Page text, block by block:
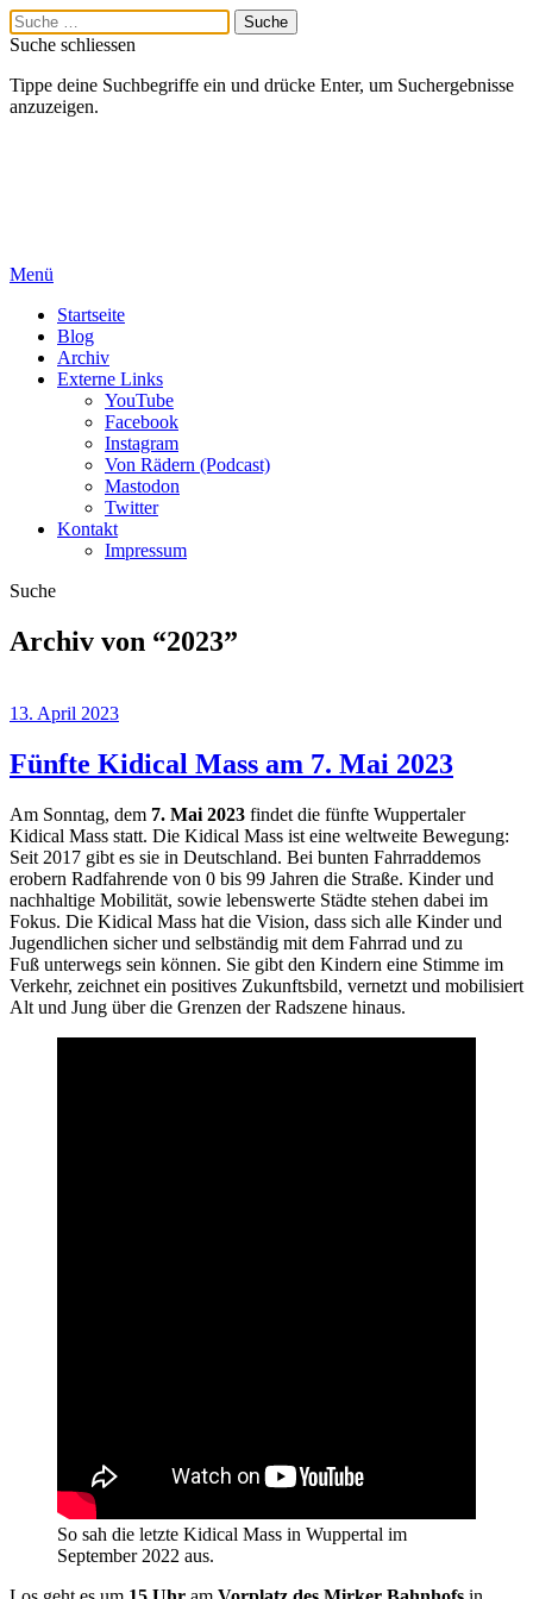
Suche schliessen
Tippe deine Suchbegriffe ein und drücke Enter, um Suchergebnisse
anzuzeigen.
Menü
Startseite
Blog
Archiv
Externe Links
YouTube
Facebook
Instagram
Von Rädern (Podcast)
Mastodon
Twitter
Kontakt
Impressum
Suche
Archiv von “2023”
13. April 2023
Fünfte Kidical Mass am 7. Mai 2023
Am Sonntag, dem 7. Mai 2023 findet die fünfte Wuppertaler
Kidical Mass statt. Die Kidical Mass ist eine weltweite Bewegung:
Seit 2017 gibt es sie in Deutschland. Bei bunten Fahrraddemos
erobern Radfahrende von 0 bis 99 Jahren die Straße. Kinder und
nachhaltige Mobilität, sowie lebenswerte Städte stehen dabei im
Fokus. Die Kidical Mass hat die Vision, dass sich alle Kinder und
Jugendlichen sicher und selbständig mit dem Fahrrad und zu
Fuß unterwegs sein können. Sie gibt den Kindern eine Stimme im
Verkehr, zeichnet ein positives Zukunftsbild, vernetzt und mobilisiert
Alt und Jung über die Grenzen der Radszene hinaus.
So sah die letzte Kidical Mass in Wuppertal im
September 2022 aus.